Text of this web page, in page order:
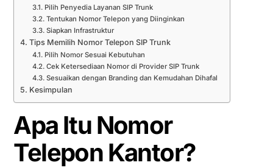
Pilih Penyedia Layanan SIP Trunk
Tentukan Nomor Telepon yang Diinginkan
Siapkan Infrastruktur
Tips Memilih Nomor Telepon SIP Trunk
Pilih Nomor Sesuai Kebutuhan
Cek Ketersediaan Nomor di Provider SIP Trunk
Sesuaikan dengan Branding dan Kemudahan Dihafal
Kesimpulan
Apa Itu Nomor
Telepon Kantor?